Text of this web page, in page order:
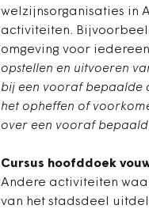
welzijnsorganisaties in
activiteiten.
omgeving voor
opstellen en uitvoeren
bij een vooraf bepaalde
het opheffen of
over een vooraf bepaald
Cursus hoofddoek
Andere activiteiten
van het stadsdeel